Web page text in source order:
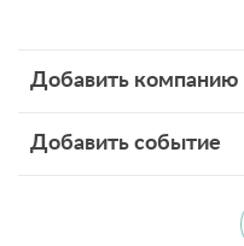
Добавить компанию
Добавить событие